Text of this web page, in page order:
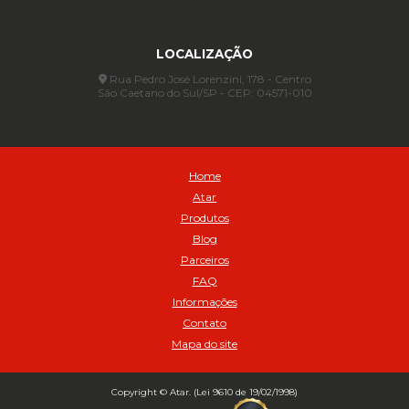
Assentador de Talão Pneu sem Câmara - Cod 01558
Automático para compressor 125 a 175 libras - Cod 02206
Avental de Raspa sem Emenda 1,2mt - Cod 01925
Balanceamento automatico SBBA - 282 pacote com 282g - Cod
Balanceamento Automático SBBA 113 Pacote com 113g - Cod 03197
Balanceamento Automático SBBA- 340 Pacote com 340g - Cod
BICO INF DUPLO LONGO CURVO 90 1295LC - cod 03631
Bico Inflador Duplo 300 mm - Cod 03245
LOCALIZAÇÃO
Rua Pedro José Lorenzini, 178 - Centro
São Caetano do Sul/SP - CEP: 04571-010
Home
Atar
Produtos
Blog
Parceiros
FAQ
Informações
Contato
Mapa do site
Copyright © Atar. (Lei 9610 de 19/02/1998)